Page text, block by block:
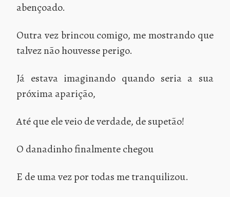
abençoado.
Outra vez brincou comigo, me mostrando que
talvez não houvesse perigo.
Já estava imaginando quando seria a sua
próxima aparição,
Até que ele veio de verdade, de supetão!
O danadinho finalmente chegou
E de uma vez por todas me tranquilizou.